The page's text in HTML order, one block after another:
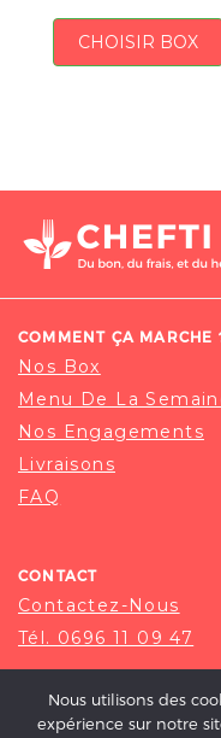
CHOISIR BOX
COMMENT ÇA MARCHE
Nos Box
Menu De La
Nos Engagements
Livraisons
FAQ
CONTACT
Contactez-Nous
Tél. 0696 11 09 47
Nous utilisons des
expérience sur notre